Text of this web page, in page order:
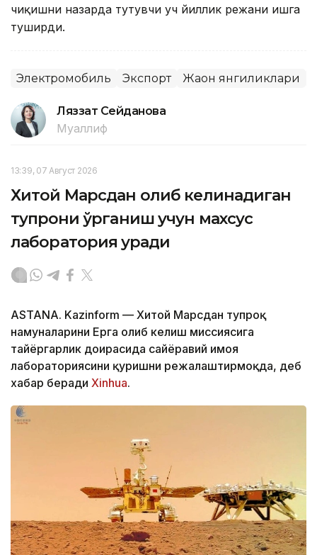
чиқишни назарда тутувчи уч йиллик режани ишга
туширди.
Электромобиль Экспорт Жаҳон янгиликлари
Ляззат Сейданова
Муаллиф
13:39, 07 Август 2026
Хитой Марсдан олиб келинадиган
тупроқни ўрганиш учун махсус
лаборатория қуради
ASTANA. Kazinform — Хитой Марсдан тупроқ
намуналарини Ерга олиб келиш миссиясига
тайёргарлик доирасида сайёравий ҳимоя
лабораториясини қуришни режалаштирмоқда, деб
хабар беради Xinhua.